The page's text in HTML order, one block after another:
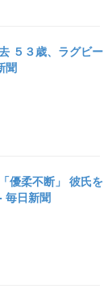
５３歳、ラグビー
聞
優柔不断」 彼氏を
毎日新聞